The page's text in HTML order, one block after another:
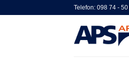
Telefon: 098 74 -